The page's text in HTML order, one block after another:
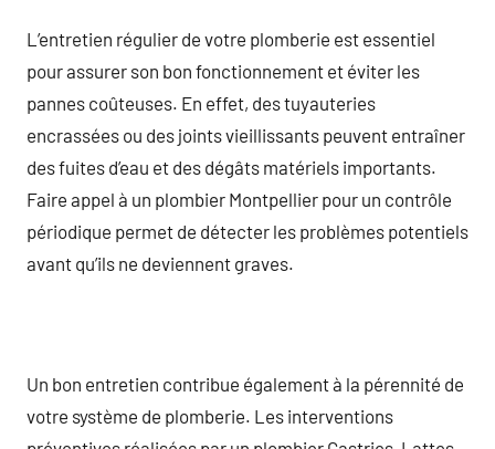
L’entretien régulier de votre plomberie est essentiel
pour assurer son bon fonctionnement et éviter les
pannes coûteuses. En effet, des tuyauteries
encrassées ou des joints vieillissants peuvent entraîner
des fuites d’eau et des dégâts matériels importants.
Faire appel à un plombier Montpellier pour un contrôle
périodique permet de détecter les problèmes potentiels
avant qu’ils ne deviennent graves.
Un bon entretien contribue également à la pérennité de
votre système de plomberie. Les interventions